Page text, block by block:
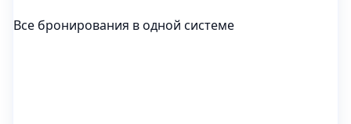
Все бронирования в одной системе